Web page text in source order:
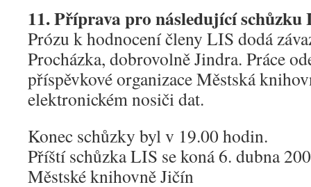
11. Příprava pro následující schůzku
Prózu k hodnocení členy LIS dodá
Procházka, dobrovolně Jindra. Práce
příspěvkové organizace Městská
elektronickém nosiči dat.
Konec schůzky byl v 19.00 hodin.
Příští schůzka LIS se koná 6. dubna
Městské knihovně Jičín